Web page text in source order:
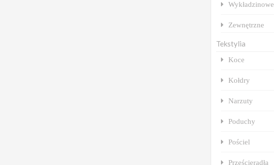
Wykładzinowe
Zewnętrzne
Tekstylia
Koce
Kołdry
Narzuty
Poduchy
Pościel
Prześcieradła